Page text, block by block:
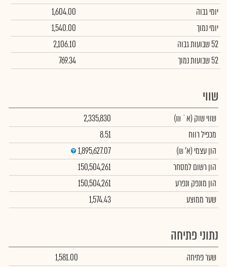
יומי גבוה
1,604.00
יומי נמוך
1,540.00
52 שבועות גבוה
2,106.10
52 שבועות נמוך
769.34
שווי
שווי שוק (א` ₪)
2,335,830
מכפיל רווח
8.51
הון עצמי (א' ₪)
1,895,627.07
הון רשום למסחר
150,504,261
הון מונפק ונפרע
150,504,261
שער ממוצע
1,574.43
נתוני פתיחה
שער פתיחה
1,581.00